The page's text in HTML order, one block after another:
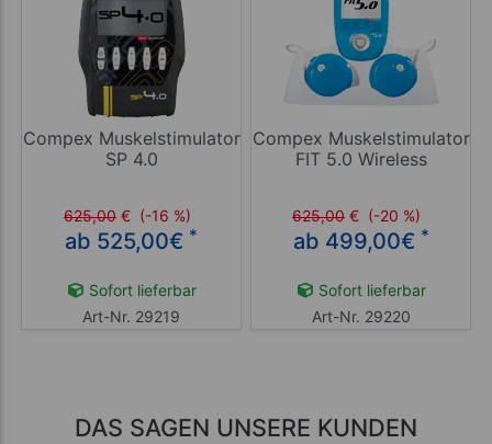
Compex Muskelstimulator
SP 4.0
625,00 € (-16 %)
ab 525,00€ *
Sofort lieferbar
Art-Nr. 29219
Compex Muskelstimulator
FIT 5.0 Wireless
625,00 € (-20 %)
ab 499,00€ *
Sofort lieferbar
Art-Nr. 29220
DAS SAGEN UNSERE KUNDEN